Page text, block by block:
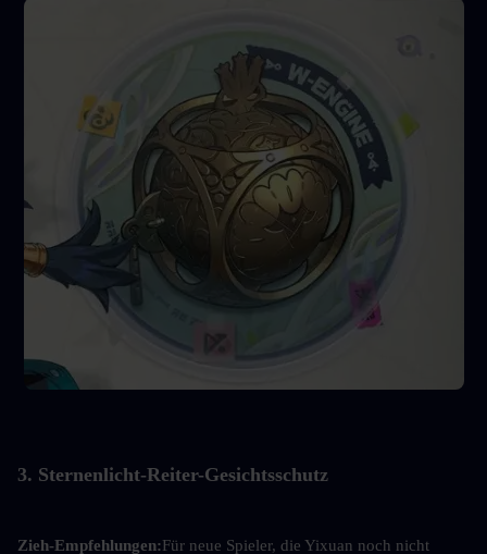
3. Sternenlicht-Reiter-Gesichtsschutz
Zieh-Empfehlungen:Für neue Spieler, die Yixuan noch nicht